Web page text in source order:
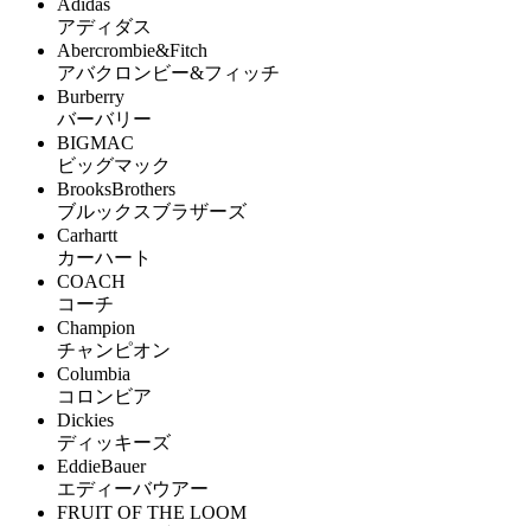
Adidas
アディダス
Abercrombie&Fitch
アバクロンビー&フィッチ
Burberry
バーバリー
BIGMAC
ビッグマック
BrooksBrothers
ブルックスブラザーズ
Carhartt
カーハート
COACH
コーチ
Champion
チャンピオン
Columbia
コロンビア
Dickies
ディッキーズ
EddieBauer
エディーバウアー
FRUIT OF THE LOOM